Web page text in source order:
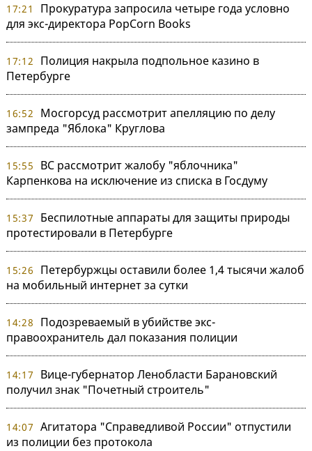
17:21
Прокуратура запросила четыре года условно
для экс-директора PopCorn Books
17:12
Полиция накрыла подпольное казино в
Петербурге
16:52
Мосгорсуд рассмотрит апелляцию по делу
зампреда "Яблока" Круглова
15:55
ВС рассмотрит жалобу "яблочника"
Карпенкова на исключение из списка в Госдуму
15:37
Беспилотные аппараты для защиты природы
протестировали в Петербурге
15:26
Петербуржцы оставили более 1,4 тысячи жалоб
на мобильный интернет за сутки
14:28
Подозреваемый в убийстве экс-
правоохранитель дал показания полиции
14:17
Вице-губернатор Ленобласти Барановский
получил знак "Почетный строитель"
14:07 Агитатора "Справедливой России" отпустили
из полиции без протокола